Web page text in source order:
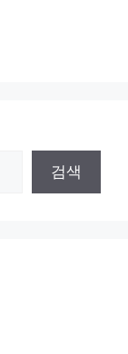
검색